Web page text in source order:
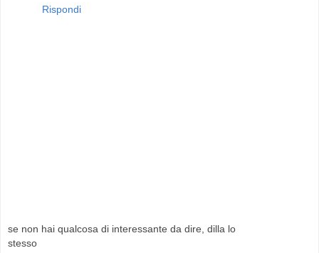
Rispondi
se non hai qualcosa di interessante da dire, dilla lo
stesso